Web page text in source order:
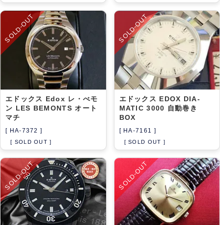
SOLD-OUT
エドックス Edox レ・べモ
ン LES BEMONTS オート
マチ
[ HA-7372 ]
[ SOLD OUT ]
SOLD-OUT
エドックス EDOX DIA-
MATIC 3000 自動巻き
BOX
[ HA-7161 ]
[ SOLD OUT ]
SOLD-OUT SOLD-OUT